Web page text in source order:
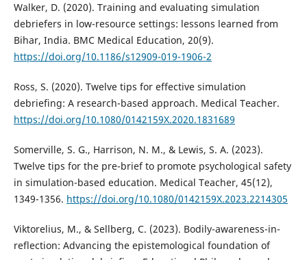
Walker, D. (2020). Training and evaluating simulation
debriefers in low-resource settings: lessons learned from
Bihar, India. BMC Medical Education, 20(9).
https://doi.org/10.1186/s12909-019-1906-2
Ross, S. (2020). Twelve tips for effective simulation
debriefing: A research-based approach. Medical Teacher.
https://doi.org/10.1080/0142159X.2020.1831689
Somerville, S. G., Harrison, N. M., & Lewis, S. A. (2023).
Twelve tips for the pre-brief to promote psychological safety
in simulation-based education. Medical Teacher, 45(12),
1349-1356. https://doi.org/10.1080/0142159X.2023.2214305
Viktorelius, M., & Sellberg, C. (2023). Bodily-awareness-in-
reflection: Advancing the epistemological foundation of